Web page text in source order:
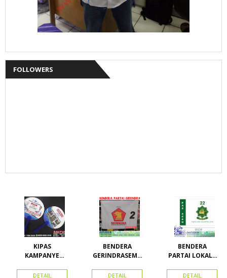
FOLLOWERS
KIPAS
KAMPANYE
DETAIL
BENDERA
GERINDRASEMU
DETAIL
BENDERA
PARTAI LOKAL /
ACEH
DETAIL